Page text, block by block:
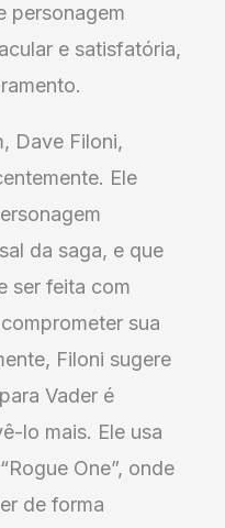
personagem
e satisfatória,
Dave Filoni,
Ele
da saga, e que
ser feita com
sua
Filoni sugere
Vader é
lo mais. Ele usa
One”, onde
de forma